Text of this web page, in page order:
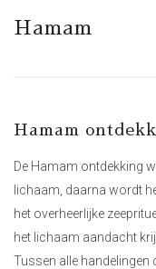
Hamam
Hamam
De Hamam ontdekking
lichaam, daarna wordt
het overheerlijke
het lichaam aandacht
Tussen alle